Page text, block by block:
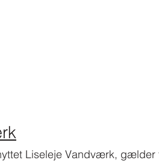
Liseleje Vandværk,